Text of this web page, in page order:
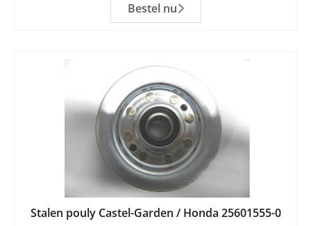
Bestel nu
Stalen pouly Castel-Garden / Honda 25601555-0